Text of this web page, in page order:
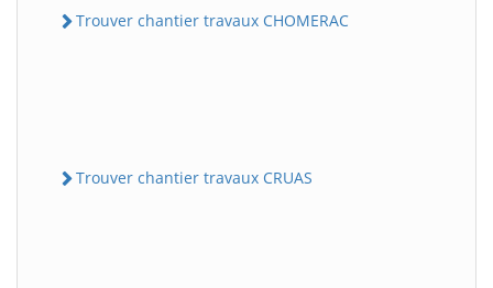
Trouver chantier travaux CHOMERAC
Trouver chantier travaux CRUAS